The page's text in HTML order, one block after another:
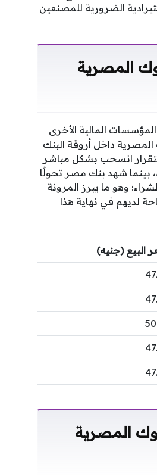
الضرورية للمصنعين
المصرية
المالية الأخرى
المصرية داخل أروقة البنك
الشراء؛ وهذا الاستقرار انسحب بشكل مباشر
أعلن عن سعر 47.77 جنيه للبيع و47.67 جنيه للشراء، بينما شهد بنك مصر تحولًا
حيث سجل الدولار فيه نحو 50.36 جنيه للبيع و50.26 جنيه للشراء؛ وهو ما يبرز المرونة
لديهم في نهاية هذا
البيع (جنيه)
المصرية